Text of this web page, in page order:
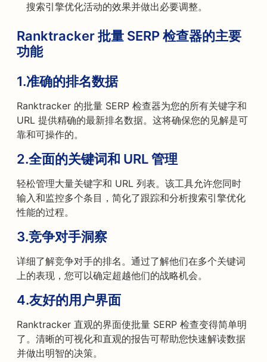
搜索引擎优化活动的效果并做出必要调整。
Ranktracker 批量 SERP 检查器的主要
功能
1.准确的排名数据
Ranktracker 的批量 SERP 检查器为您的所有关键字和
URL 提供精确的最新排名数据。这将确保您的见解是可
靠和可操作的。
2.全面的关键词和 URL 管理
轻松管理大量关键字和 URL 列表。该工具允许您同时
输入和监控多个条目，简化了跟踪和分析搜索引擎优化
性能的过程。
3.竞争对手洞察
详细了解竞争对手的排名。通过了解他们在多个关键词
上的表现，您可以确定超越他们的战略机会。
4.友好的用户界面
Ranktracker 直观的界面使批量 SERP 检查变得简单明
了。清晰的可视化和直观的报告可帮助您快速解读数据
并做出明智的决策。